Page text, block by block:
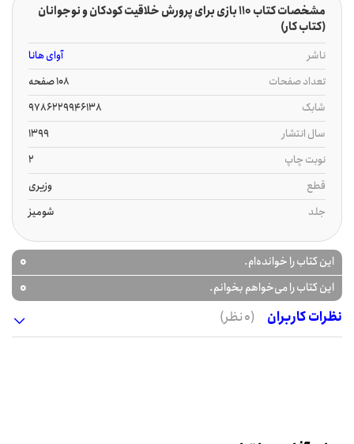
مشخصات کتاب 110 بازی برای پرورش خلاقیت کودکان و نوجوانان
(کتاب کار)
ناشر
آوای هانا
تعداد صفحات
108 صفحه
شابک
9786229946138
سال انتشار
1399
نوبت چاپ
2
قطع
وزیری
جلد
شومیز
این کتاب را خوانده‌ام. 0
این کتاب را می‌خواهم بخوانم.
0
نظرات کاربران
(0 نظر)